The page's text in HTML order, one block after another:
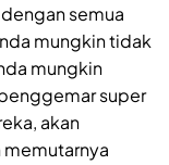
semua
mungkin tidak
mungkin
super
akan